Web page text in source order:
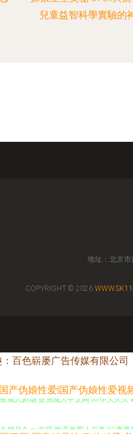
兒童益智科學實驗的
地址：北京
COPYRIGHT © 2026
百色崭屡广告传媒有限公司
产伪娘性爱|国产伪娘性爱
成人剧场 亚洲成人中文网 AV伊人久